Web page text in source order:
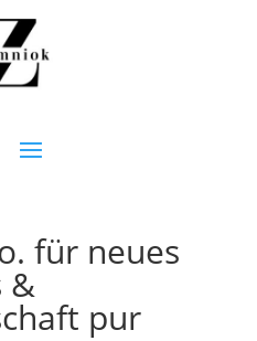
für neues
&
pur